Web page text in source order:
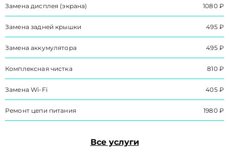
Замена дисплея (экрана) 1080 ₽
Замена задней крышки 495 ₽
Замена аккумулятора 495 ₽
Комплексная чистка 810 ₽
Замена Wi-Fi 405 ₽
Ремонт цепи питания 1980 ₽
Все услуги